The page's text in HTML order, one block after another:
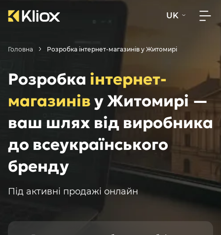
UK
Головна Розробка інтернет-магазинів у Житомирі
Розробка інтернет-
магазинів у Житомирі —
ваш шлях від виробника
до всеукраїнського
бренду
Під активні продажі онлайн